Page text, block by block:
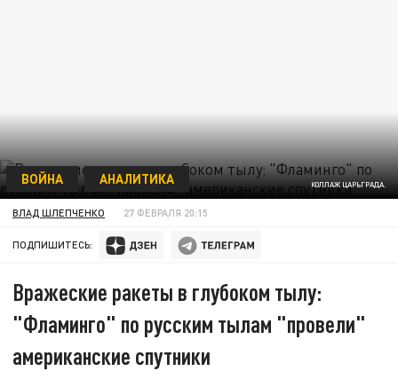
КОЛЛАЖ ЦАРЬГРАДА.
ВОЙНА АНАЛИТИКА
ВЛАД ШЛЕПЧЕНКО 27 ФЕВРАЛЯ 20:15
ПОДПИШИТЕСЬ:
Вражеские ракеты в глубоком тылу:
"Фламинго" по русским тылам "провели"
американские спутники